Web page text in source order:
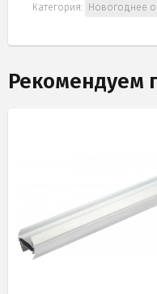
Категория: Новогоднее
Рекомендуем